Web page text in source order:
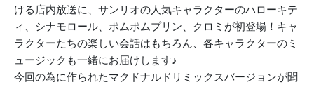
ける店内放送に、サンリオの人気キャラクターのハローキテ
ィ、シナモロール、ポムポムプリン、クロミが初登場！キャ
ラクターたちの楽しい会話はもちろん、各キャラクターのミ
ュージックも一緒にお届けします♪
今回の為に作られたマクドナルドリミックスバージョンが聞